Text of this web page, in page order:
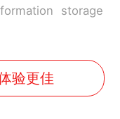
storage
验更佳